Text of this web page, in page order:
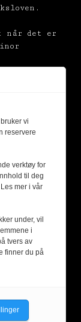
når det er
vi
reservere
verktøy for
til deg
mer i vår
under, vil
i
tvers av
finner du på